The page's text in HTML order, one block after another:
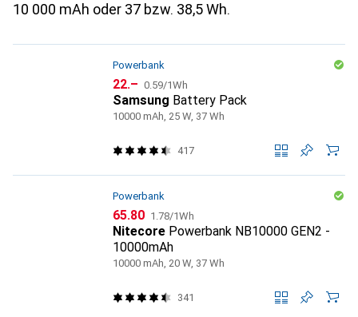
10 000 mAh oder 37 bzw. 38,5 Wh.
Powerbank
CHF
22.– CHF
0.59/1Wh
Samsung Battery Pack
10000 mAh, 25 W, 37 Wh
417
Powerbank
CHF
65.80 CHF
1.78/1Wh
Nitecore Powerbank NB10000 GEN2 -
10000mAh
10000 mAh, 20 W, 37 Wh
341